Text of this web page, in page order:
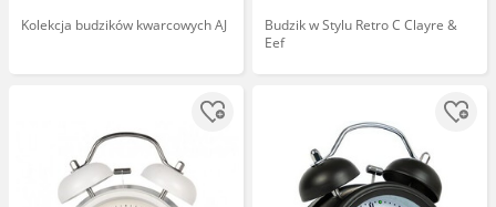
Kolekcja budzików kwarcowych AJ
Budzik w Stylu Retro C Clayre &
Eef